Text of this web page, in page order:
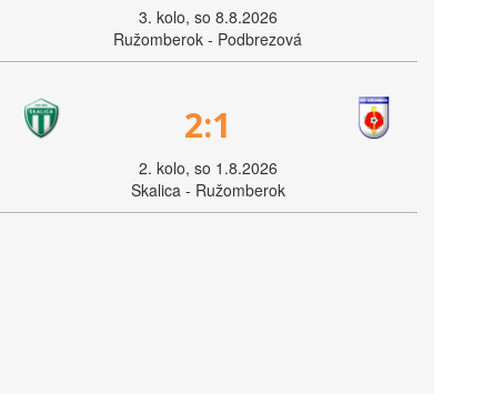
3. kolo, so 8.8.2026
Ružomberok - Podbrezová
2:1
2. kolo, so 1.8.2026
Skalica - Ružomberok